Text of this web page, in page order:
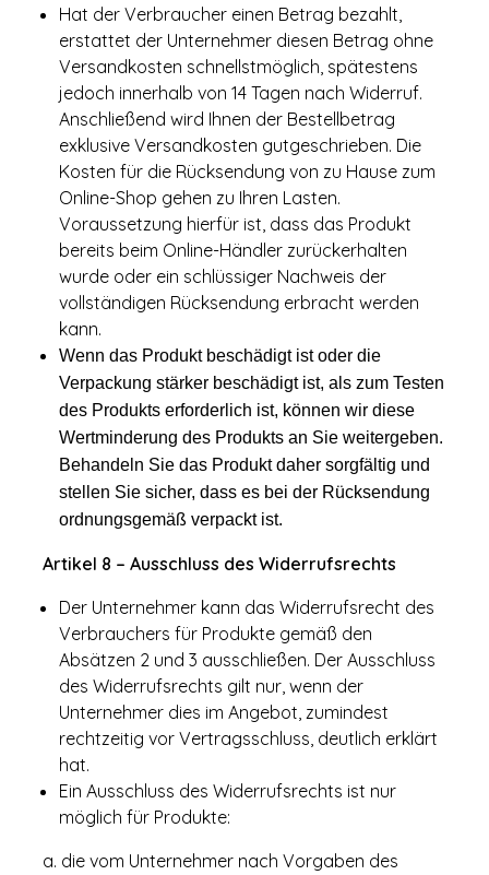
Hat der Verbraucher einen Betrag bezahlt,
erstattet der Unternehmer diesen Betrag ohne
Versandkosten schnellstmöglich, spätestens
jedoch innerhalb von 14 Tagen nach Widerruf.
Anschließend wird Ihnen der Bestellbetrag
exklusive Versandkosten gutgeschrieben. Die
Kosten für die Rücksendung von zu Hause zum
Online-Shop gehen zu Ihren Lasten.
Voraussetzung hierfür ist, dass das Produkt
bereits beim Online-Händler zurückerhalten
wurde oder ein schlüssiger Nachweis der
vollständigen Rücksendung erbracht werden
kann.
Wenn das Produkt beschädigt ist oder die
Verpackung stärker beschädigt ist, als zum Testen
des Produkts erforderlich ist, können wir diese
Wertminderung des Produkts an Sie weitergeben.
Behandeln Sie das Produkt daher sorgfältig und
stellen Sie sicher, dass es bei der Rücksendung
ordnungsgemäß verpackt ist.
Artikel 8 – Ausschluss des Widerrufsrechts
Der Unternehmer kann das Widerrufsrecht des
Verbrauchers für Produkte gemäß den
Absätzen 2 und 3 ausschließen. Der Ausschluss
des Widerrufsrechts gilt nur, wenn der
Unternehmer dies im Angebot, zumindest
rechtzeitig vor Vertragsschluss, deutlich erklärt
hat.
Ein Ausschluss des Widerrufsrechts ist nur
möglich für Produkte:
a. die vom Unternehmer nach Vorgaben des